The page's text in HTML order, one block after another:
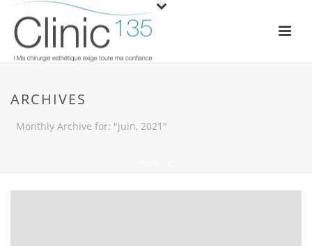
ARCHIVES
Monthly Archive for: "juin, 2021"